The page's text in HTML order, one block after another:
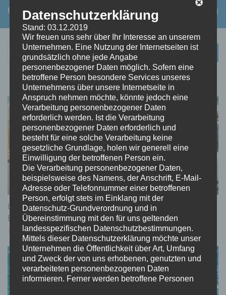
FOLGEN:
Suchen
nach:
Geheimtipp im Unstrut-Hainich-Kreis füllt wieder die
Bühne
23. JANUAR 2026
Datenschutzerklärung
Stand: 03.12.2019
Wir freuen uns sehr über Ihr Interesse an unserem
Unternehmen. Eine Nutzung der Internetseiten ist
grundsätzlich ohne jede Angabe
personenbezogener Daten möglich. Sofern eine
betroffene Person besondere Services unseres
Unternehmens über unsere Internetseite in
Anspruch nehmen möchte, könnte jedoch eine
Verarbeitung personenbezogener Daten
erforderlich werden. Ist die Verarbeitung
personenbezogener Daten erforderlich und
besteht für eine solche Verarbeitung keine
gesetzliche Grundlage, holen wir generell eine
Einwilligung der betroffenen Person ein.
Die Verarbeitung personenbezogener Daten,
beispielsweise des Namens, der Anschrift, E-Mail-
Adresse oder Telefonnummer einer betroffenen
Person, erfolgt stets im Einklang mit der
Datenschutz-Grundverordnung und in
Übereinstimmung mit den für uns geltenden
landesspezifischen Datenschutzbestimmungen.
Mittels dieser Datenschutzerklärung möchte unser
Unternehmen die Öffentlichkeit über Art, Umfang
und Zweck der von uns erhobenen, genutzten und
verarbeiteten personenbezogenen Daten
informieren. Ferner werden betroffene Personen